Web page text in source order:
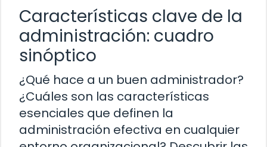
Características clave de la
administración: cuadro
sinóptico
¿Qué hace a un buen administrador?
¿Cuáles son las características
esenciales que definen la
administración efectiva en cualquier